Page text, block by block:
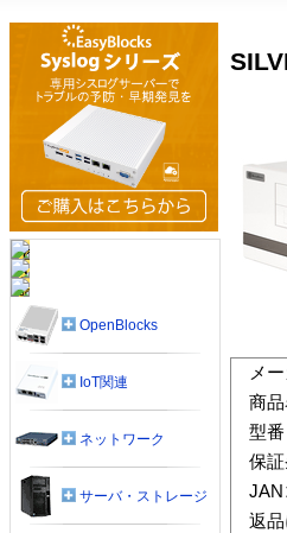
メ
商品
型番
保
JAN
返
OpenBlocks
IoT関連
ネットワーク
サーバ・ストレージ